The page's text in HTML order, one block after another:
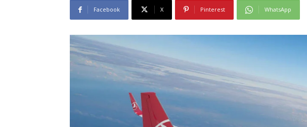
Facebook X Pinterest WhatsApp